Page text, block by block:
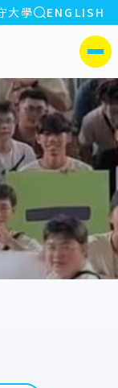
大學 全站搜索
ENGLISH
側選單